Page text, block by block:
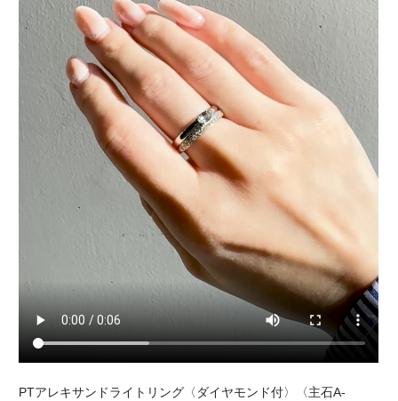
PTアレキサンドライトリング〈ダイヤモンド付〉〈主石A-